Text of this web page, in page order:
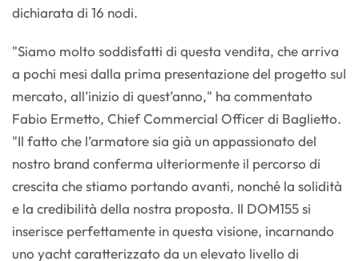
dichiarata di 16 nodi.
"Siamo molto soddisfatti di questa vendita, che arriva
a pochi mesi dalla prima presentazione del progetto sul
mercato, all’inizio di quest’anno," ha commentato
Fabio Ermetto, Chief Commercial Officer di Baglietto.
"Il fatto che l’armatore sia già un appassionato del
nostro brand conferma ulteriormente il percorso di
crescita che stiamo portando avanti, nonché la solidità
e la credibilità della nostra proposta. Il DOM155 si
inserisce perfettamente in questa visione, incarnando
uno yacht caratterizzato da un elevato livello di